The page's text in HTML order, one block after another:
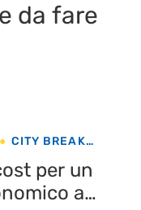
da fare
CITY BREAK
per un
a